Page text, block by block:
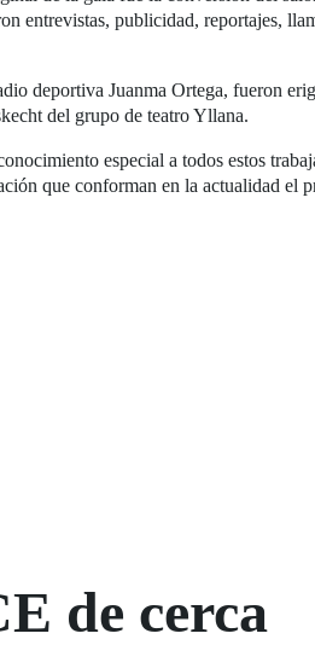
entrevistas, publicidad, reportajes,
deportiva Juanma Ortega, fueron
del grupo de teatro Yllana.
especial a todos estos
que conforman en la actualidad el
de cerca